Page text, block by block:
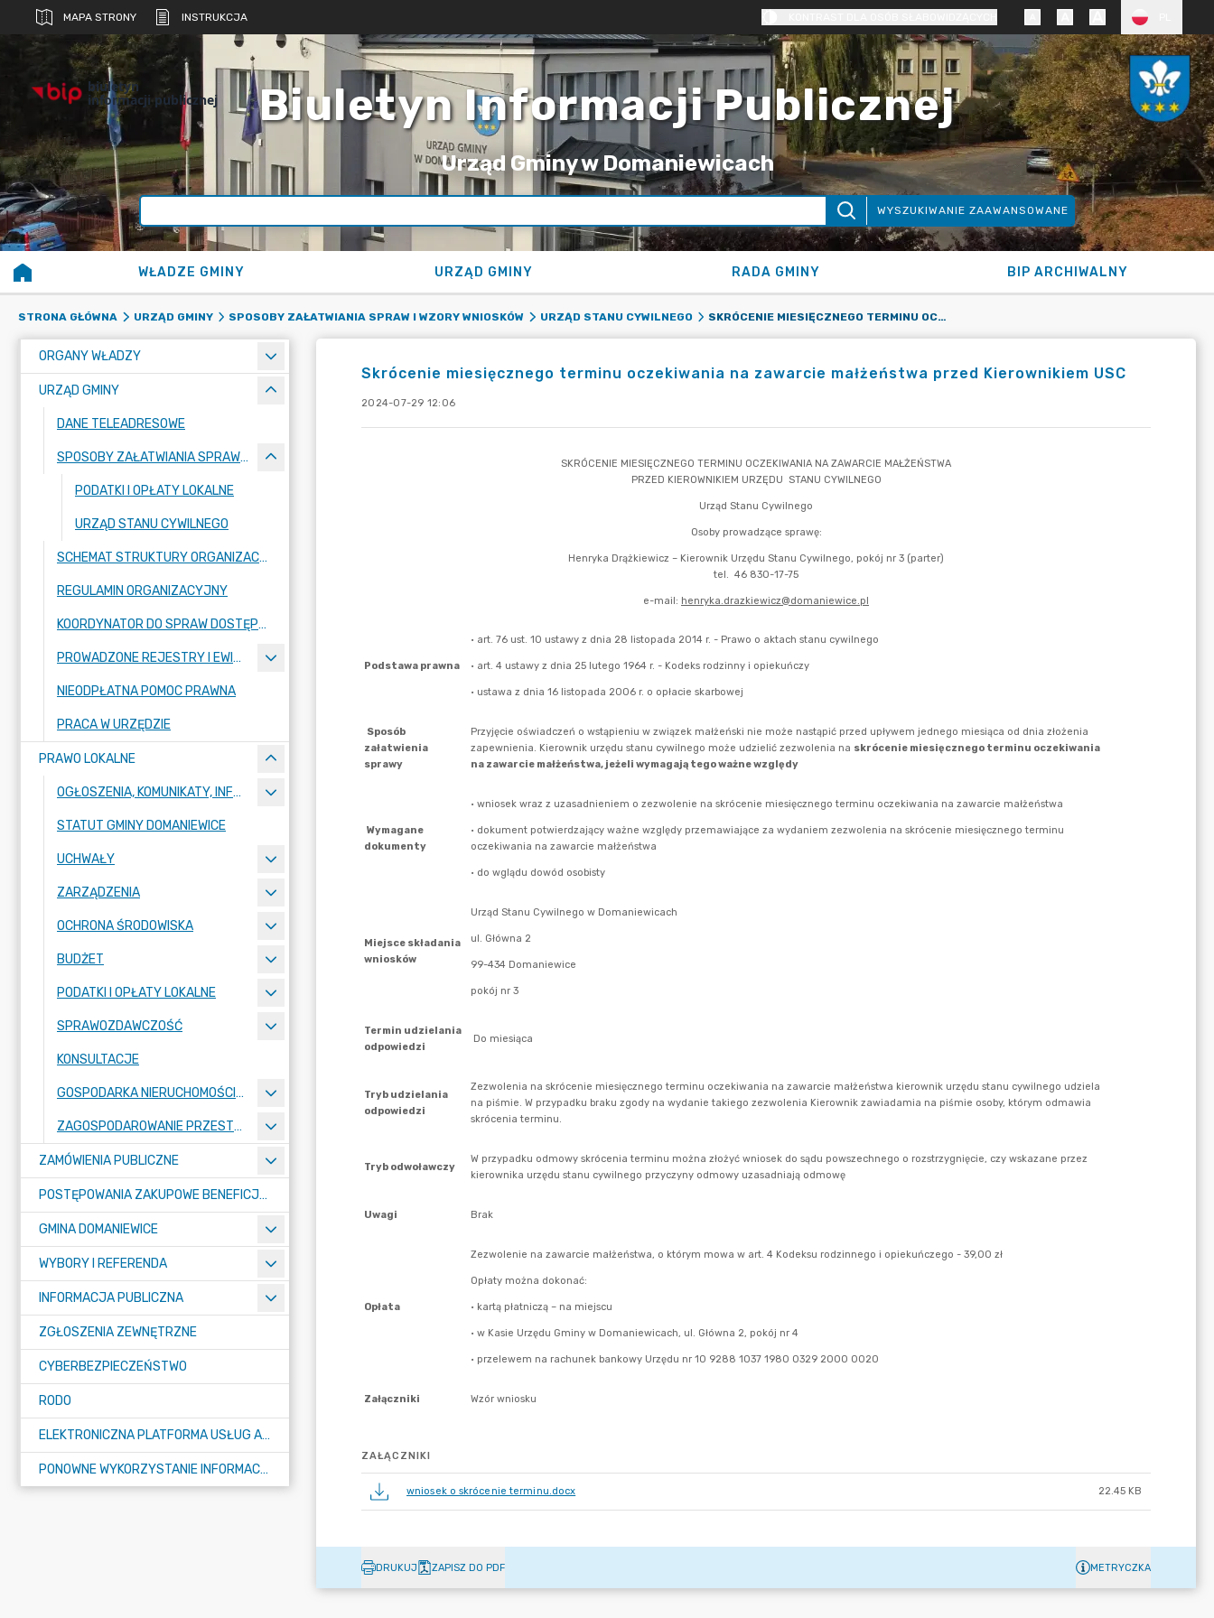
MAPA STRONY INSTRUKCJA
biuletyn
informacji publicznej Biuletyn Informacji Publicznej
Urząd Gminy w Domaniewicach
WYSZUKIWANIE ZAAWANSOWANE
WŁADZE GMINY URZĄD GMINY RADA GMINY BIP ARCHIWALNY
STRONA GŁÓWNA URZĄD GMINY SPOSOBY ZAŁATWIANIA SPRAW I WZORY WNIOSKÓW URZĄD STANU CYWILNEGO SKRÓCENIE MIESIĘCZNEGO TERMINU OCZEKIWANIA NA ZAWARCIE MAŁŻEŃSTWA PRZED KIEROWNIKIEM USC
ORGANY WŁADZY
URZĄD GMINY
DANE TELEADRESOWE
SPOSOBY ZAŁATWIANIA SPRAW I WZORY WNIOSKÓW
PODATKI I OPŁATY LOKALNE
URZĄD STANU CYWILNEGO
SCHEMAT STRUKTURY ORGANIZACYJNEJ
REGULAMIN ORGANIZACYJNY
KOORDYNATOR DO SPRAW DOSTĘPNOŚCI
PROWADZONE REJESTRY I EWIDENCJE
NIEODPŁATNA POMOC PRAWNA
PRACA W URZĘDZIE
PRAWO LOKALNE
OGŁOSZENIA, KOMUNIKATY, INFORMACJE
STATUT GMINY DOMANIEWICE
UCHWAŁY
ZARZĄDZENIA
OCHRONA ŚRODOWISKA
BUDŻET
PODATKI I OPŁATY LOKALNE
SPRAWOZDAWCZOŚĆ
KONSULTACJE
GOSPODARKA NIERUCHOMOŚCIAMI
ZAGOSPODAROWANIE PRZESTRZENNE
ZAMÓWIENIA PUBLICZNE
POSTĘPOWANIA ZAKUPOWE BENEFICJENTÓW DOTACJI
GMINA DOMANIEWICE
WYBORY I REFERENDA
INFORMACJA PUBLICZNA
ZGŁOSZENIA ZEWNĘTRZNE
CYBERBEZPIECZEŃSTWO
RODO
ELEKTRONICZNA PLATFORMA USŁUG ADMINISTRACJI PUBLICZNEJ - EPUAP
PONOWNE WYKORZYSTANIE INFORMACJI PUBLICZNEJ
Skrócenie miesięcznego terminu oczekiwania na zawarcie małżeństwa przed Kierownikiem USC
2024-07-29 12:06
ZAŁĄCZNIKI
wniosek o skrócenie terminu.docx 22.45 KB
DRUKUJ ZAPISZ DO PDF METRYCZKA